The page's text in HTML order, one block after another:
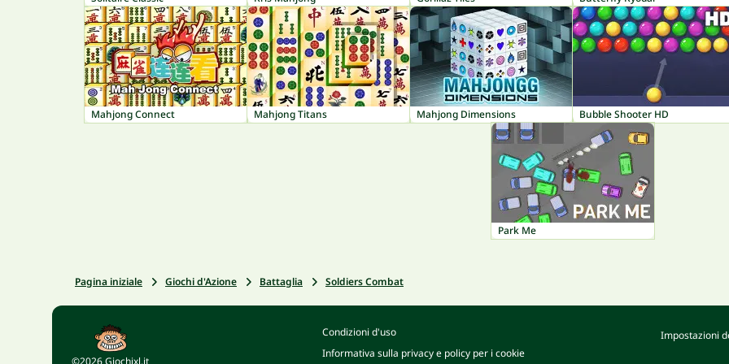
Mahjong Connect Mahjong Titans Mahjong Dimensions Bubble Shooter HD
Park Me
Pagina iniziale Giochi d'Azione Battaglia Soldiers Combat
©2026 Giochixl.it
Condizioni d'uso
Informativa sulla privacy e policy per i cookie
Impostazioni